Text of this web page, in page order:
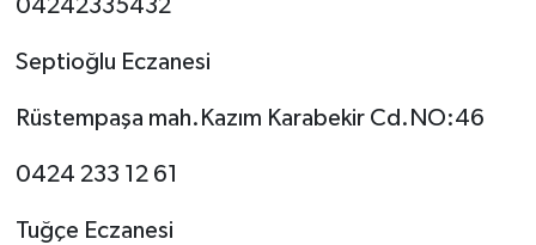
04242335432
Septioğlu Eczanesi
Rüstempaşa mah.Kazım Karabekir Cd.NO:46
0424 233 12 61
Tuğçe Eczanesi
SPOR
TEKNOLOJİ
YAŞAM